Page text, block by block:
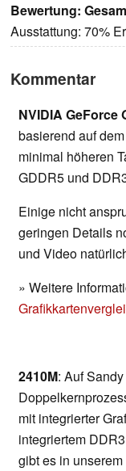
Bewertung:
Ausstattung: 70%
Kommentar
NVIDIA GeForce
basierend auf
minimal höheren
GDDR5 und
Einige nicht
geringen Details
und Video
» Weitere
2410M: Auf
mit integrierter
integriertem
gibt es in